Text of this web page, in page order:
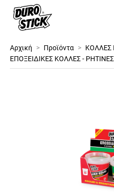
Αρχική > Προϊόντα >
ΕΠΟΞΕΙΔΙΚΕΣ ΚΟΛΛΕΣ - ΡΗΤΙΝΕΣ